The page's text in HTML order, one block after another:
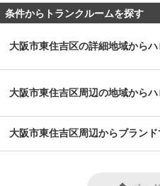
にはじめた駐車場タイプのバイクパ
ていなかったとのことだが、順調に
ある「ハローバイクガレージ北上野
ので、愛車を守りたい近隣エリアの
する必要がありません。セキュリテ
をつけており、安心してバイクを保
環境です。 費用や契約について教えてください。 月額11,300円（税込）の
価格でバイクボックスをご利用頂け
います。これからバイクを購入する
い。時期によっては月額使用料や事
用スペースを管理しているエリアリ
んな方がご利用されているのでしょうか？ お客様は店舗から1.5キ
お住いの方がほとんどです。他社で
面しているため地域に密着した運営
他、都心の店舗は一人暮らしの若い
かった」という声も多く、衣類や本
れに入れておく感覚で中長期的に利用さ
ビができないように温度調整が必要
対応。警備会社と契約をしているた
条件からトランクルームを探す
大阪市東住吉区の詳細地域から
大阪市東住吉区周辺の地域から
大阪市東住吉区周辺からブラン